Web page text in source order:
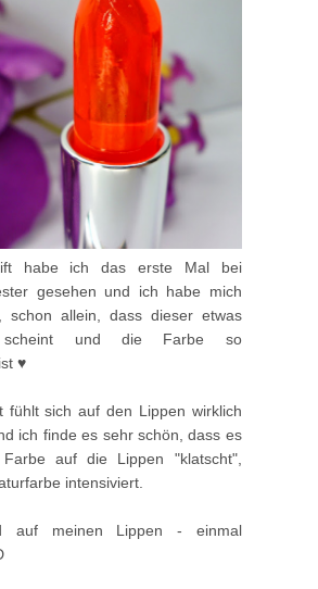
habe ich das erste Mal bei
gesehen und ich habe mich
schon allein, dass dieser etwas
scheint und die Farbe so
♥
fühlt sich auf den Lippen wirklich
ich finde es sehr schön, dass es
auf die Lippen "klatscht",
intensiviert.
auf meinen Lippen - einmal